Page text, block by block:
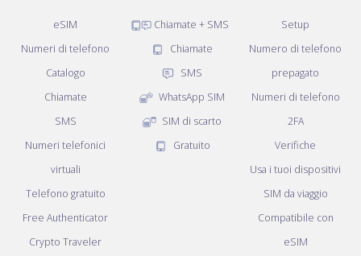
eSIM
Numeri di telefono
Catalogo
Chiamate
SMS
Numeri telefonici
virtuali
Telefono gratuito
Free Authenticator
Crypto Traveler
Chiamate + SMS
Chiamate
SMS
WhatsApp SIM
SIM di scarto
Gratuito
Setup
Numero di telefono
prepagato
Numeri di telefono
2FA
Verifiche
Usa i tuoi dispositivi
SIM da viaggio
Compatibile con
eSIM